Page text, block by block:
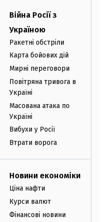
Війна Росії з
Україною
Ракетні обстріли
Карта бойових дій
Мирні переговори
Повітряна тривога в
Україні
Масована атака по
Україні
Вибухи у Росії
Втрати ворога
Новини економіки
Ціна нафти
Курси валют
Фінансові новини